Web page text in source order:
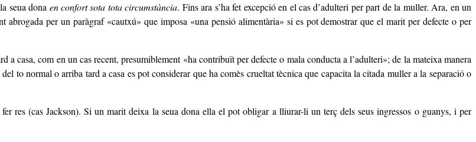
seua dona en confort sota tota circumstància. Fins ara s’ha fet excepció en el cas d’adulteri per part de la muller. Ara, en un
abrogada per un paràgraf «cautxú» que imposa «una pensió alimentària» si es pot demostrar que el marit per defecte o per
casa, com en un cas recent, presumiblement «ha contribuït per defecte o mala conducta a l’adulteri»; de la mateixa manera
to normal o arriba tard a casa es pot considerar que ha comès crueltat tècnica que capacita la citada muller a la separació o
res (cas Jackson). Si un marit deixa la seua dona ella el pot obligar a lliurar-li un terç dels seus ingressos o guanys, i per